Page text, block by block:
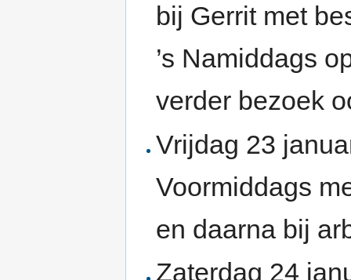
bij Gerrit met
’s Namiddags
verder bezoek
Vrijdag 23
Voormiddags
en daarna bij
Zaterdag 24